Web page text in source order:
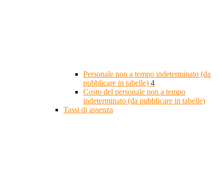
Personale non a tempo indeterminato (da
pubblicare in tabelle) 4
Costo del personale non a tempo
indeterminato (da pubblicare in tabelle)
Tassi di assenza